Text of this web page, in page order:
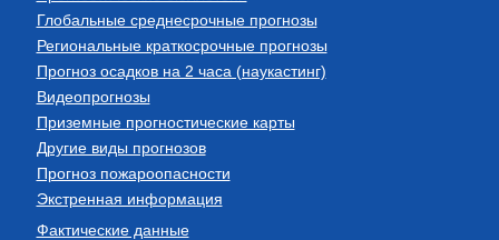
Глобальные среднесрочные прогнозы
Региональные краткосрочные прогнозы
Прогноз осадков на 2 часа (наукастинг)
Видеопрогнозы
Приземные прогностические карты
Другие виды прогнозов
Прогноз пожароопасности
Экстренная информация
Фактические данные